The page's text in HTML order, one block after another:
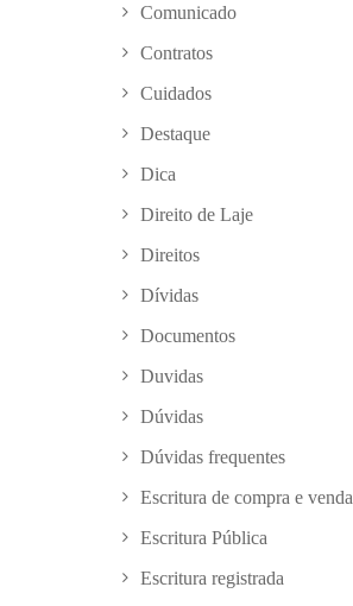
Comunicado
Contratos
Cuidados
Destaque
Dica
Direito de Laje
Direitos
Dívidas
Documentos
Duvidas
Dúvidas
Dúvidas frequentes
Escritura de compra e venda
Escritura Pública
Escritura registrada